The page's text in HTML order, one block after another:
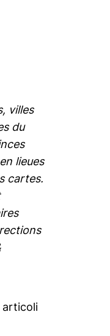
villes
du
lieues
cartes.
articoli